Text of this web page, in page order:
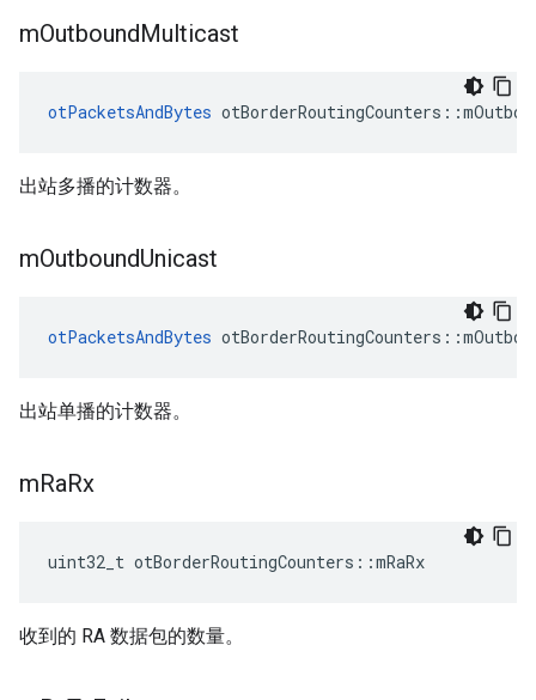
mOutboundMulticast
otPacketsAndBytes otBorderRoutingCounters ::
出站多播的计数器。
mOutboundUnicast
otPacketsAndBytes otBorderRoutingCounters ::
出站单播的计数器。
mRaRx
uint32_t otBorderRoutingCounters ::mRaRx
收到的 RA 数据包的数量。